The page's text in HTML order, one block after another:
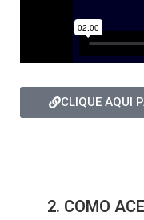
CLIQUE AQUI
2. COMO